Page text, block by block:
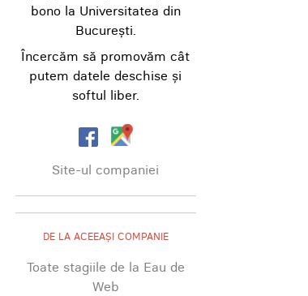
bono la Universitatea din
București.
Încercăm să promovăm cât
putem datele deschise și
softul liber.
Site-ul companiei
DE LA ACEEAȘI COMPANIE
Toate stagiile de la Eau de
Web